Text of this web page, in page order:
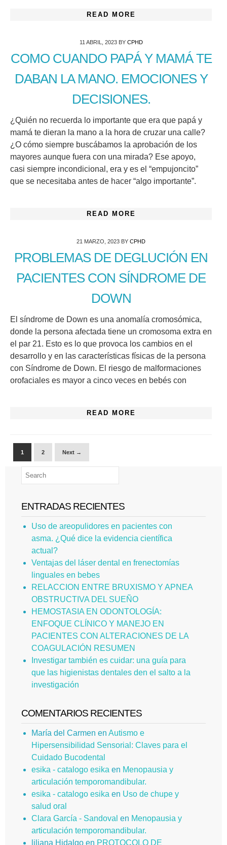
READ MORE
11 ABRIL, 2023BY CPHD
COMO CUANDO PAPÁ Y MAMÁ TE
DABAN LA MANO. EMOCIONES Y
DECISIONES.
¿Quién no recuerda lo importante que era que papá y
mamá te dieran la mano a la hora de cruzar una calle?
¿O cómo siempre buscábamos la aprobación de los
mayores aunque fuera con una mirada? Ese apoyo,
casi siempre incondicional, era y es el “empujoncito”
que se necesitaba antes de hacer “algo importante”.
READ MORE
21 MARZO, 2023 BY CPHD
PROBLEMAS DE DEGLUCIÓN EN
PACIENTES CON SÍNDROME DE
DOWN
El síndrome de Down es una anomalía cromosómica,
donde la persona afectada tiene un cromosoma extra en
el par 21. Esto es lo que provoca los cambios en el
desarrollo y en las características físicas de la persona
con Síndrome de Down. El riesgo de malformaciones
orofaciales es mayor a cinco veces en bebés con
READ MORE
1 2 Next →
ENTRADAS RECIENTES
Uso de areopulidores en pacientes con
asma. ¿Qué dice la evidencia científica
actual?
Ventajas del láser dental en frenectomías
linguales en bebes
RELACCION ENTRE BRUXISMO Y APNEA
OBSTRUCTIVA DEL SUEÑO
HEMOSTASIA EN ODONTOLOGÍA:
ENFOQUE CLÍNICO Y MANEJO EN
PACIENTES CON ALTERACIONES DE LA
COAGULACIÓN RESUMEN
Investigar también es cuidar: una guía para
que las higienistas dentales den el salto a la
investigación
COMENTARIOS RECIENTES
María del Carmen en Autismo e
Hipersensibilidad Sensorial: Claves para el
Cuidado Bucodental
esika - catalogo esika en Menopausia y
articulación temporomandibular.
esika - catalogo esika en Uso de chupe y
salud oral
Clara García - Sandoval en Menopausia y
articulación temporomandibular.
liliana Hidalgo en PROTOCOLO DE